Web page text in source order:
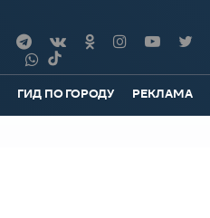
ГИД ПО ГОРОДУ РЕКЛАМА